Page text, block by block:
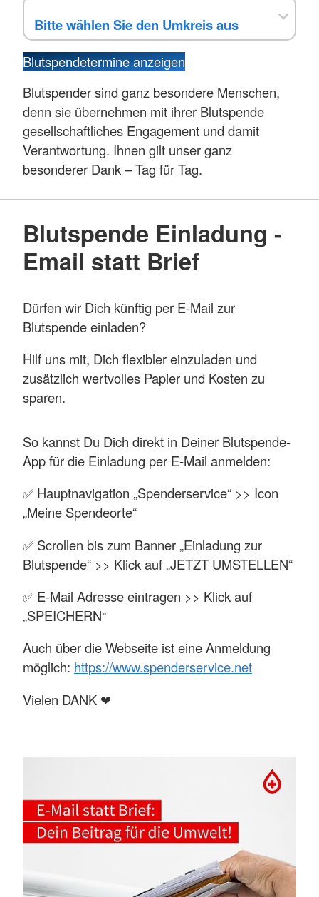
Blutspendetermine anzeigen
Blutspender sind ganz besondere Menschen,
denn sie übernehmen mit ihrer Blutspende
gesellschaftliches Engagement und damit
Verantwortung. Ihnen gilt unser ganz
besonderer Dank – Tag für Tag.
Blutspende Einladung -
Email statt Brief
Dürfen wir Dich künftig per E-Mail zur
Blutspende einladen?
Hilf uns mit, Dich flexibler einzuladen und
zusätzlich wertvolles Papier und Kosten zu
sparen.
So kannst Du Dich direkt in Deiner Blutspende-
App für die Einladung per E-Mail anmelden:
✅ Hauptnavigation „Spenderservice“ >> Icon
„Meine Spendeorte“
✅ Scrollen bis zum Banner „Einladung zur
Blutspende“ >> Klick auf „JETZT UMSTELLEN“
✅ E-Mail Adresse eintragen >> Klick auf
„SPEICHERN“
Auch über die Webseite ist eine Anmeldung
möglich: https://www.spenderservice.net
Vielen DANK ❤